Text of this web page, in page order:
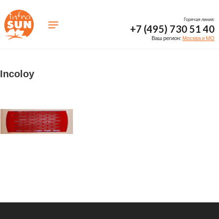
Горячая линия:
+7 (495) 730 51 40
Ваш регион: Москва и МО
Incoloy